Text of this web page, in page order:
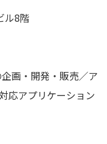
8階
・開発・販売／ア
応アプリケーション